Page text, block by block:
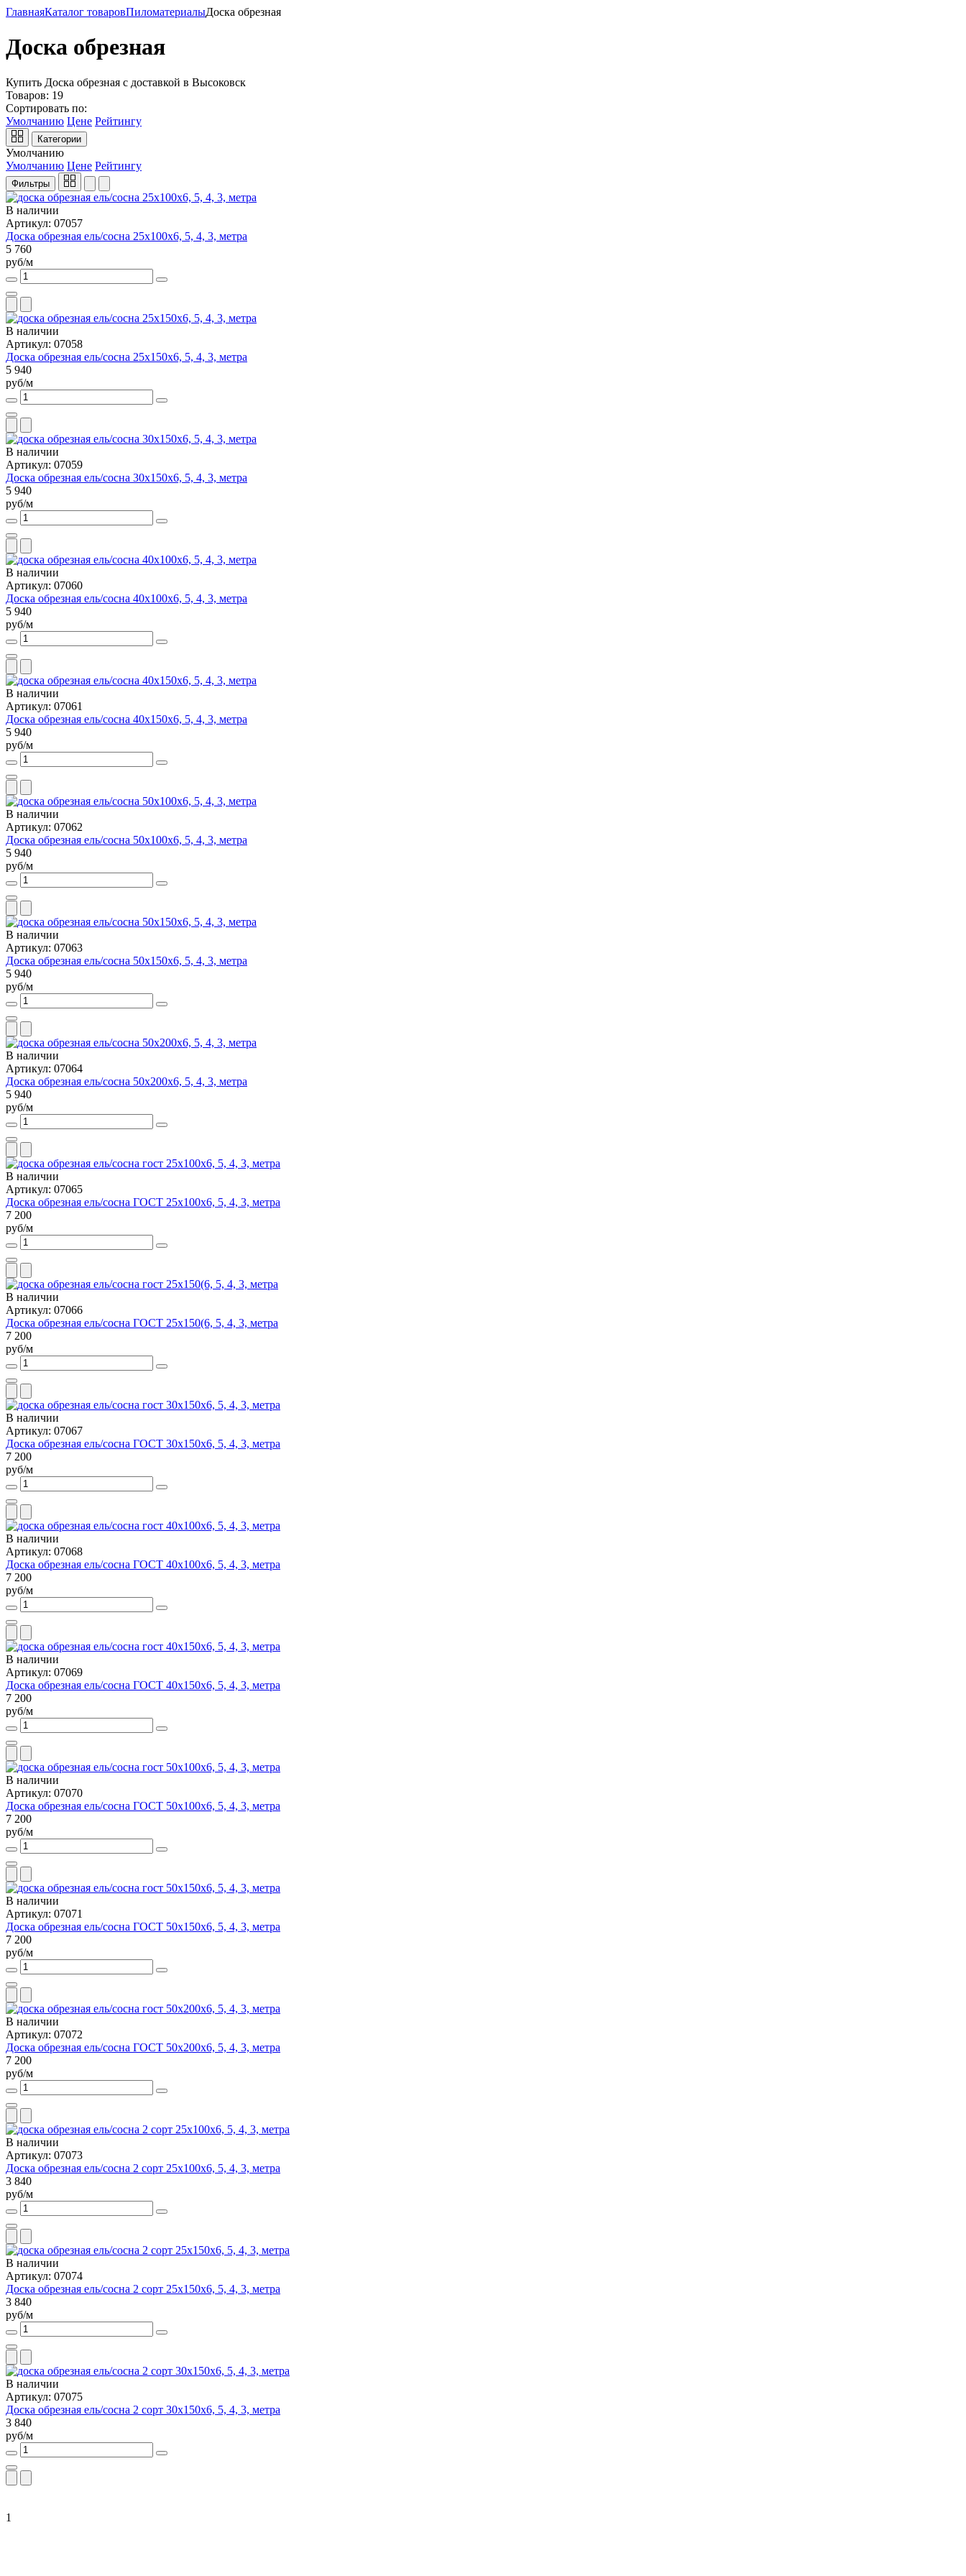
ГлавнаяКаталог товаровПиломатериалыДоска обрезная
Доска обрезная
Купить Доска обрезная с доставкой в Высоковск
Товаров: 19
Сортировать по:
Умолчанию Цене Рейтингу
Категории
Умолчанию
Умолчанию Цене Рейтингу
Фильтры
В наличии
Артикул: 07057
Доска обрезная ель/сосна 25х100х6, 5, 4, 3, метра
5 760
руб/м
В наличии
Артикул: 07058
Доска обрезная ель/сосна 25х150х6, 5, 4, 3, метра
5 940
руб/м
В наличии
Артикул: 07059
Доска обрезная ель/сосна 30х150х6, 5, 4, 3, метра
5 940
руб/м
В наличии
Артикул: 07060
Доска обрезная ель/сосна 40х100х6, 5, 4, 3, метра
5 940
руб/м
В наличии
Артикул: 07061
Доска обрезная ель/сосна 40х150х6, 5, 4, 3, метра
5 940
руб/м
В наличии
Артикул: 07062
Доска обрезная ель/сосна 50х100х6, 5, 4, 3, метра
5 940
руб/м
В наличии
Артикул: 07063
Доска обрезная ель/сосна 50х150х6, 5, 4, 3, метра
5 940
руб/м
В наличии
Артикул: 07064
Доска обрезная ель/сосна 50х200х6, 5, 4, 3, метра
5 940
руб/м
В наличии
Артикул: 07065
Доска обрезная ель/сосна ГОСТ 25х100х6, 5, 4, 3, метра
7 200
руб/м
В наличии
Артикул: 07066
Доска обрезная ель/сосна ГОСТ 25х150(6, 5, 4, 3, метра
7 200
руб/м
В наличии
Артикул: 07067
Доска обрезная ель/сосна ГОСТ 30х150х6, 5, 4, 3, метра
7 200
руб/м
В наличии
Артикул: 07068
Доска обрезная ель/сосна ГОСТ 40х100х6, 5, 4, 3, метра
7 200
руб/м
В наличии
Артикул: 07069
Доска обрезная ель/сосна ГОСТ 40х150х6, 5, 4, 3, метра
7 200
руб/м
В наличии
Артикул: 07070
Доска обрезная ель/сосна ГОСТ 50х100х6, 5, 4, 3, метра
7 200
руб/м
В наличии
Артикул: 07071
Доска обрезная ель/сосна ГОСТ 50х150х6, 5, 4, 3, метра
7 200
руб/м
В наличии
Артикул: 07072
Доска обрезная ель/сосна ГОСТ 50х200х6, 5, 4, 3, метра
7 200
руб/м
В наличии
Артикул: 07073
Доска обрезная ель/сосна 2 сорт 25х100х6, 5, 4, 3, метра
3 840
руб/м
В наличии
Артикул: 07074
Доска обрезная ель/сосна 2 сорт 25х150х6, 5, 4, 3, метра
3 840
руб/м
В наличии
Артикул: 07075
Доска обрезная ель/сосна 2 сорт 30х150х6, 5, 4, 3, метра
3 840
руб/м
1